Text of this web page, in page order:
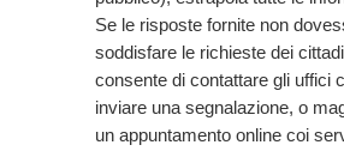
Se le risposte fornite non
soddisfare le richieste dei
consente di contattare gli uffici
inviare una segnalazione, o
un appuntamento online coi